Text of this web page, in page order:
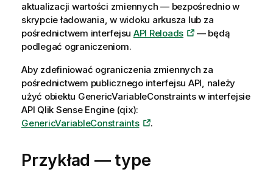
aktualizacji wartości zmiennych — bezpośrednio w
skrypcie ładowania, w widoku arkusza lub za
pośrednictwem interfejsu API Reloads
— będą
podlegać ograniczeniom.
Aby zdefiniować ograniczenia zmiennych za
pośrednictwem publicznego interfejsu API, należy
użyć obiektu GenericVariableConstraintsw interfejsie
API Qlik Sense Engine (qix):
GenericVariableConstraints
.
Przykład — type